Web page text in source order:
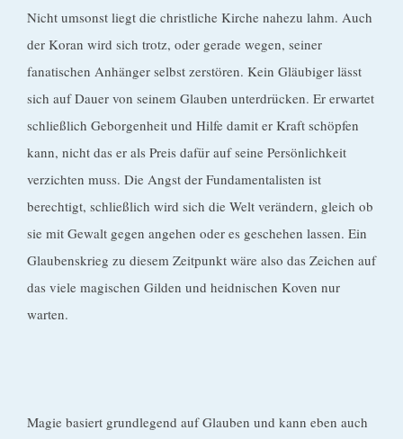
Nicht umsonst liegt die christliche Kirche nahezu lahm. Auch
der Koran wird sich trotz, oder gerade wegen, seiner
fanatischen Anhänger selbst zerstören. Kein Gläubiger lässt
sich auf Dauer von seinem Glauben unterdrücken. Er erwartet
schließlich Geborgenheit und Hilfe damit er Kraft schöpfen
kann, nicht das er als Preis dafür auf seine Persönlichkeit
verzichten muss. Die Angst der Fundamentalisten ist
berechtigt, schließlich wird sich die Welt verändern, gleich ob
sie mit Gewalt gegen angehen oder es geschehen lassen. Ein
Glaubenskrieg zu diesem Zeitpunkt wäre also das Zeichen auf
das viele magischen Gilden und heidnischen Koven nur
warten.
Magie basiert grundlegend auf Glauben und kann eben auch